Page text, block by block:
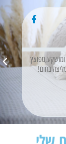
ומושקע,מפוצץ
בחום!
כבר